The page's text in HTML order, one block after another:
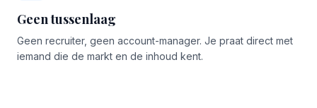
Geen tussenlaag
Geen recruiter, geen account-manager. Je praat direct met
iemand die de markt en de inhoud kent.